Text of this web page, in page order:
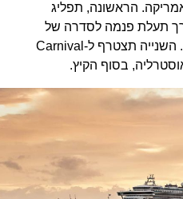
הראשונה, תפליג
תעלת פנמה לסדרה של
הפלגות באלסקה עד קיץ 2022. השנייה תצטרף ל-Carnival